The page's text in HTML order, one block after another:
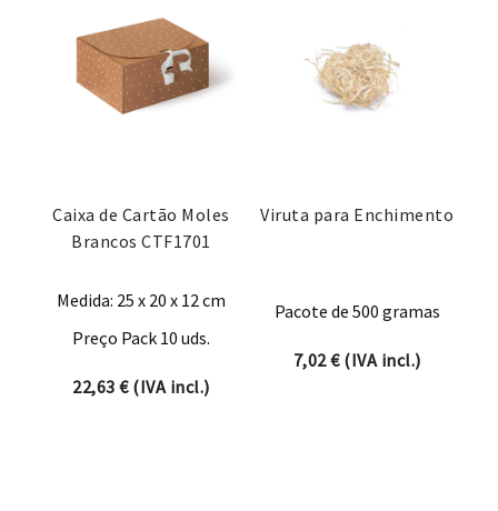
Caixa de Cartão Moles
Brancos CTF1701
Medida: 25 x 20 x 12 cm
Preço Pack 10 uds.
22,63€(IVA incl.)
Viruta para Enchimento
Pacote de 500 gramas
7,02€(IVA incl.)